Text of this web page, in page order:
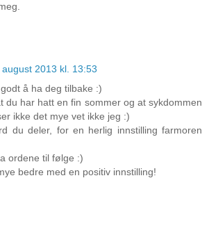
august 2013 kl. 13:53
å ha deg tilbake :)
du har hatt en fin sommer og at sykdommen
ikke det mye vet ikke jeg :)
du deler, for en herlig innstilling farmoren
ordene til følge :)
bedre med en positiv innstilling!